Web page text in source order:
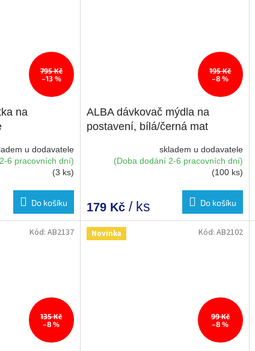
795 Kč
–13 %
na
u dodavatele
6 pracovních dní)
(3 ks)
Do košíku
195 Kč
–8 %
ALBA dávkovač mýdla na
postavení, bílá/černá mat
skladem u dodavatele
(Doba dodání 2-6 pracovních dní)
(100 ks)
179 Kč / ks Do košíku
135 Kč
–8 %
Kód: AB2137 Novinka
99 Kč
–8 %
Kód: AB2102